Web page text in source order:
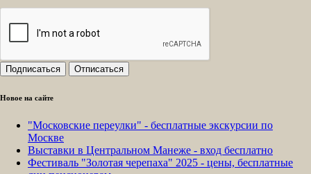
Новое на сайте
"Московские переулки" - бесплатные экскурсии по
Москве
Выставки в Центральном Манеже - вход бесплатно
Фестиваль "Золотая черепаха" 2025 - цены, бесплатные